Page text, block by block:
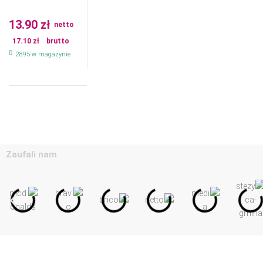
13.90 zł netto
17.10 zł brutto
2895 w magazynie
Zaufali nam